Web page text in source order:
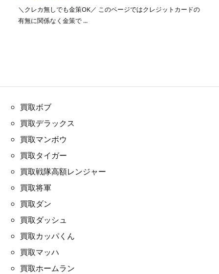
＼クレカ無しでも金策OK／ このページではクレジットカードの
有無に関係なく金策で ...
買取ボブ
買取デラックス
買取マンボウ
買取タイガー
買取戦隊高額レンジャー
買取将軍
買取ダン
買取ダッシュ
買取カッパくん
買取マッハ
買取ホームラン